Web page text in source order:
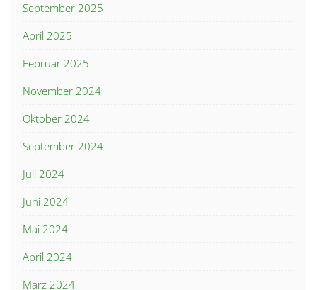
September 2025
April 2025
Februar 2025
November 2024
Oktober 2024
September 2024
Juli 2024
Juni 2024
Mai 2024
April 2024
März 2024